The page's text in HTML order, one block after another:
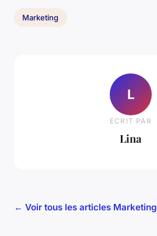
Marketing
L
ECRIT PAR
Lina
← Voir tous les articles Marketing